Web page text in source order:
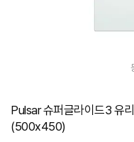
Pulsar 슈퍼글라이드3 유
(500x450)